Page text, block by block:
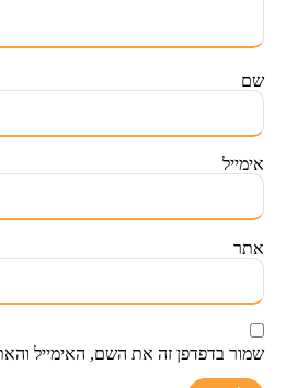
שם
אימייל
אתר
שמור בדפדפן זה את השם, האימייל